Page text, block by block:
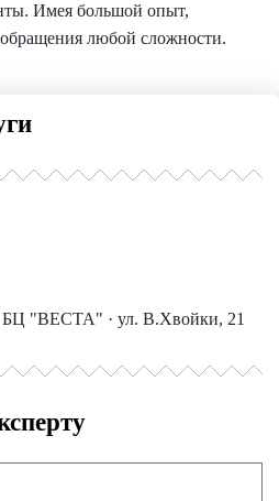
Имея большой опыт,
любой сложности.
БЦ "ВЕСТА" · ул. В.Хвойки, 21